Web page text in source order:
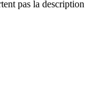
pas la description